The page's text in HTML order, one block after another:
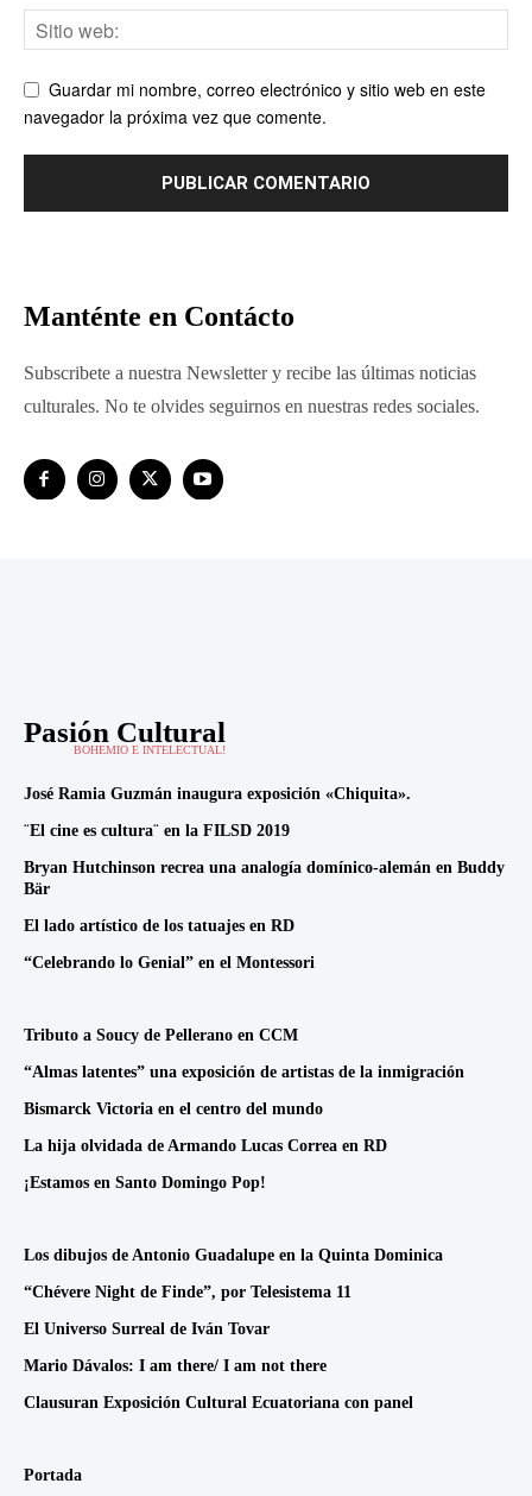
Guardar mi nombre, correo electrónico y sitio web en este
navegador la próxima vez que comente.
Manténte en Contácto
Subscribete a nuestra Newsletter y recibe las últimas noticias
culturales. No te olvides seguirnos en nuestras redes sociales.
Pasión Cultural
BOHEMIO E INTELECTUAL!
José Ramia Guzmán inaugura exposición «Chiquita».
¨El cine es cultura¨ en la FILSD 2019
Bryan Hutchinson recrea una analogía domínico-alemán en Buddy
Bär
El lado artístico de los tatuajes en RD
“Celebrando lo Genial” en el Montessori
Tributo a Soucy de Pellerano en CCM
“Almas latentes” una exposición de artistas de la inmigración
Bismarck Victoria en el centro del mundo
La hija olvidada de Armando Lucas Correa en RD
¡Estamos en Santo Domingo Pop!
Los dibujos de Antonio Guadalupe en la Quinta Dominica
“Chévere Night de Finde”, por Telesistema 11
El Universo Surreal de Iván Tovar
Mario Dávalos: I am there/ I am not there
Clausuran Exposición Cultural Ecuatoriana con panel
Portada